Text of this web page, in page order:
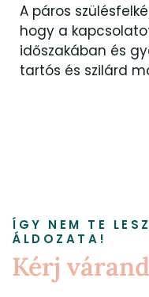
A páros
hogy a
időszakában és
tartós és szilárd
ÍGY NEM TE
ÁLDOZATA!
Kérj